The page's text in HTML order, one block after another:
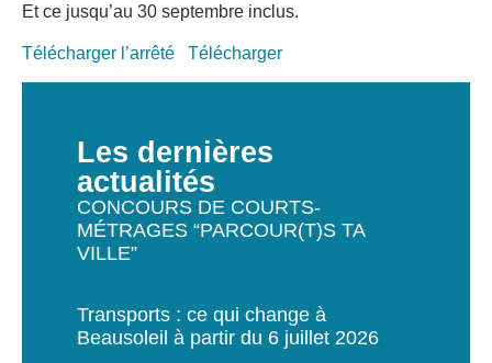
Et ce jusqu’au 30 septembre inclus.
Télécharger l’arrêté Télécharger
Les dernières
actualités
CONCOURS DE COURTS-
MÉTRAGES “PARCOUR(T)S TA
VILLE”
Transports : ce qui change à
Beausoleil à partir du 6 juillet 2026